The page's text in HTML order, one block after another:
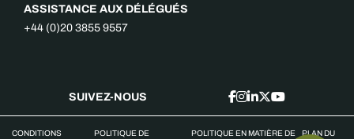
ASSISTANCE AUX DÉLÉGUÉS
+44 (0)20 3855 9557
SUIVEZ-NOUS
CONDITIONS
POLITIQUE DE
POLITIQUE EN MATIÈRE DE PLAN DU